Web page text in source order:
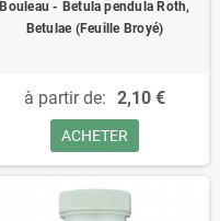
Bouleau - Betula pendula Roth,
Betulae (Feuille Broyé)
à partir de: 2,10 €
ACHETER